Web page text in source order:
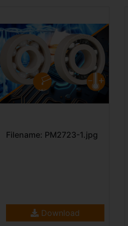
Filename: PM2723-1.jpg
Download